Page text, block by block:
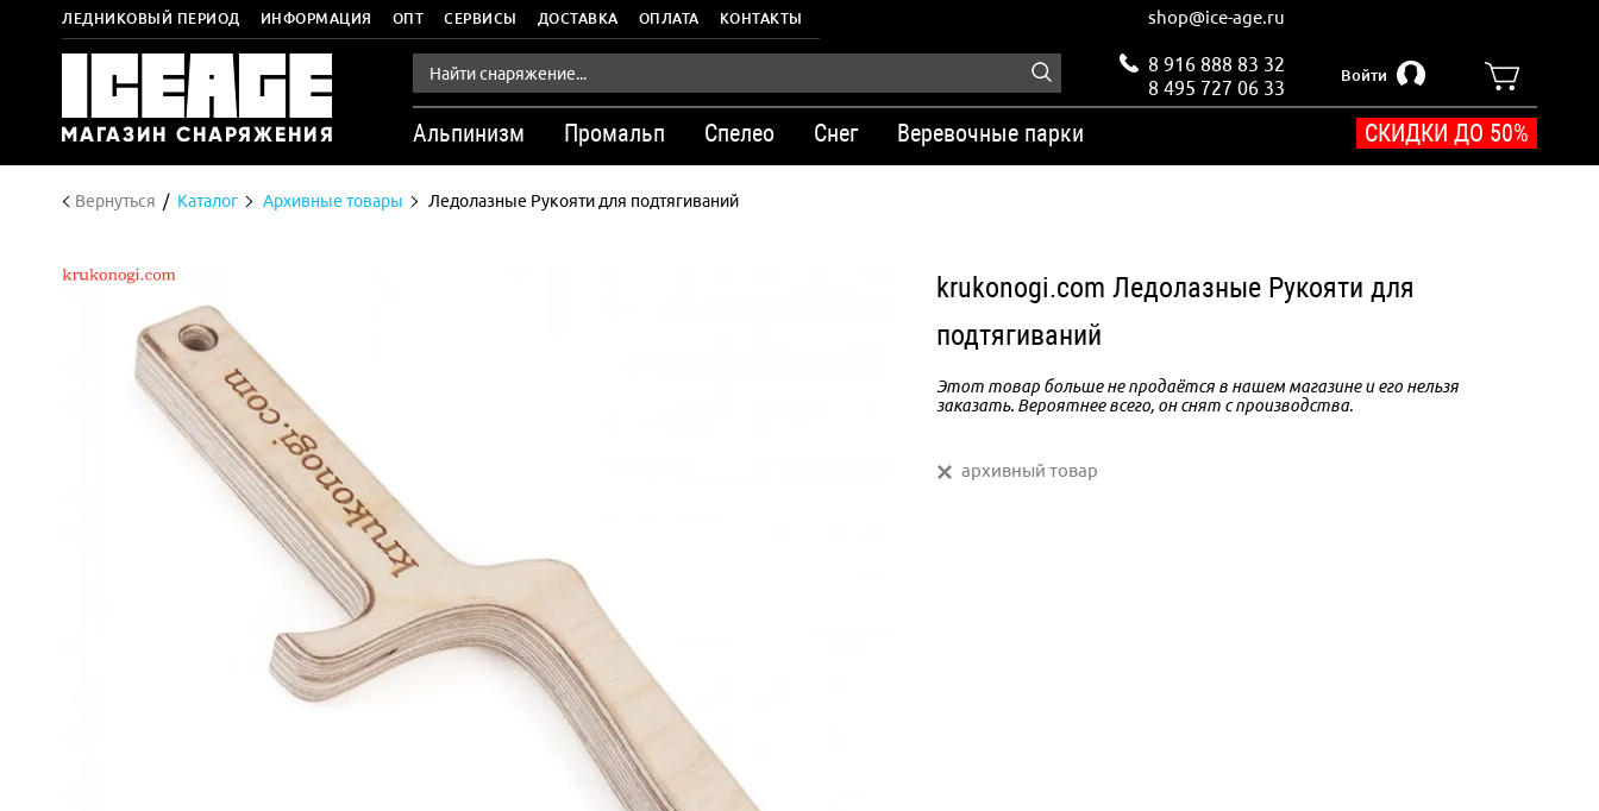
ЛЕДНИКОВЫЙ ПЕРИОД ИНФОРМАЦИЯ ОПТ СЕРВИСЫ ДОСТАВКА ОПЛАТА КОНТАКТЫ shop@ice-age.ru
8 916 888 83 32
8 495 727 06 33
Войти
Альпинизм Промальп Спелео Снег Веревочные парки СКИДКИ ДО 50%
Вернуться Каталог Архивные товары Ледолазные Рукояти для подтягиваний
krukonogi.com Ледолазные Рукояти для
подтягиваний
Этот товар больше не продаётся в нашем магазине и его нельзя
заказать. Вероятнее всего, он снят с производства.
архивный товар